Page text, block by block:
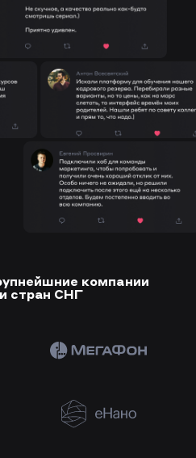
компании
стран СНГ